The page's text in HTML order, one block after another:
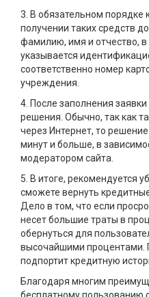
3. В обязательном порядке
получении таких средств
фамилию, имя и отчество,
указывается
соответственно номер
учреждения.
4. После заполнения
решения. Обычно, так как
через Интернет, то
минут и больше, в
модератором сайта.
5. В итоге, рекомендуется
сможете вернуть
Дело в том, что если
несет большие траты в
обернуться для
высочайшими процентами.
подпортит кредитную
Благодаря многим